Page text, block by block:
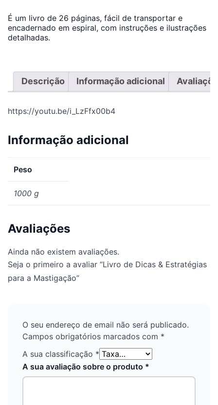
É um livro de 26 páginas, fácil de transportar e
encadernado em espiral, com instruções e ilustrações
detalhadas.
Descrição Informação adicional
https://youtu.be/i_LzFfx00b4
Informação adicional
Peso
1000 g
Avaliações
Ainda não existem avaliações.
Seja o primeiro a avaliar “Livro de Dicas & Estratégias
para a Mastigação”
O seu endereço de email não será publicado.
Campos obrigatórios marcados com *
A sua classificação *
A sua avaliação sobre o produto *